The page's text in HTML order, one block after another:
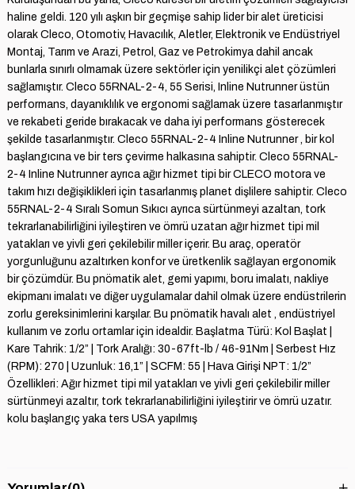
haline geldi. 120 yılı aşkın bir geçmişe sahip lider bir alet üreticisi
olarak Cleco, Otomotiv, Havacılık, Aletler, Elektronik ve Endüstriyel
Montaj, Tarım ve Arazi, Petrol, Gaz ve Petrokimya dahil ancak
bunlarla sınırlı olmamak üzere sektörler için yenilikçi alet çözümleri
sağlamıştır. Cleco 55RNAL-2-4, 55 Serisi, Inline Nutrunner üstün
performans, dayanıklılık ve ergonomi sağlamak üzere tasarlanmıştır
ve rekabeti geride bırakacak ve daha iyi performans gösterecek
şekilde tasarlanmıştır. Cleco 55RNAL-2-4 Inline Nutrunner , bir kol
başlangıcına ve bir ters çevirme halkasına sahiptir. Cleco 55RNAL-
2-4 Inline Nutrunner ayrıca ağır hizmet tipi bir CLECO motora ve
takım hızı değişiklikleri için tasarlanmış planet dişlilere sahiptir. Cleco
55RNAL-2-4 Sıralı Somun Sıkıcı ayrıca sürtünmeyi azaltan, tork
tekrarlanabilirliğini iyileştiren ve ömrü uzatan ağır hizmet tipi mil
yatakları ve yivli geri çekilebilir miller içerir. Bu araç, operatör
yorgunluğunu azaltırken konfor ve üretkenlik sağlayan ergonomik
bir çözümdür. Bu pnömatik alet, gemi yapımı, boru imalatı, nakliye
ekipmanı imalatı ve diğer uygulamalar dahil olmak üzere endüstrilerin
zorlu gereksinimlerini karşılar. Bu pnömatik havalı alet , endüstriyel
kullanım ve zorlu ortamlar için idealdir. Başlatma Türü: Kol Başlat |
Kare Tahrik: 1/2” | Tork Aralığı: 30-67ft-lb / 46-91Nm | Serbest Hız
(RPM): 270 | Uzunluk: 16,1” | SCFM: 55 | Hava Girişi NPT: 1/2”
Özellikleri: Ağır hizmet tipi mil yatakları ve yivli geri çekilebilir miller
sürtünmeyi azaltır, tork tekrarlanabilirliğini iyileştirir ve ömrü uzatır.
kolu başlangıç yaka ters USA yapılmış